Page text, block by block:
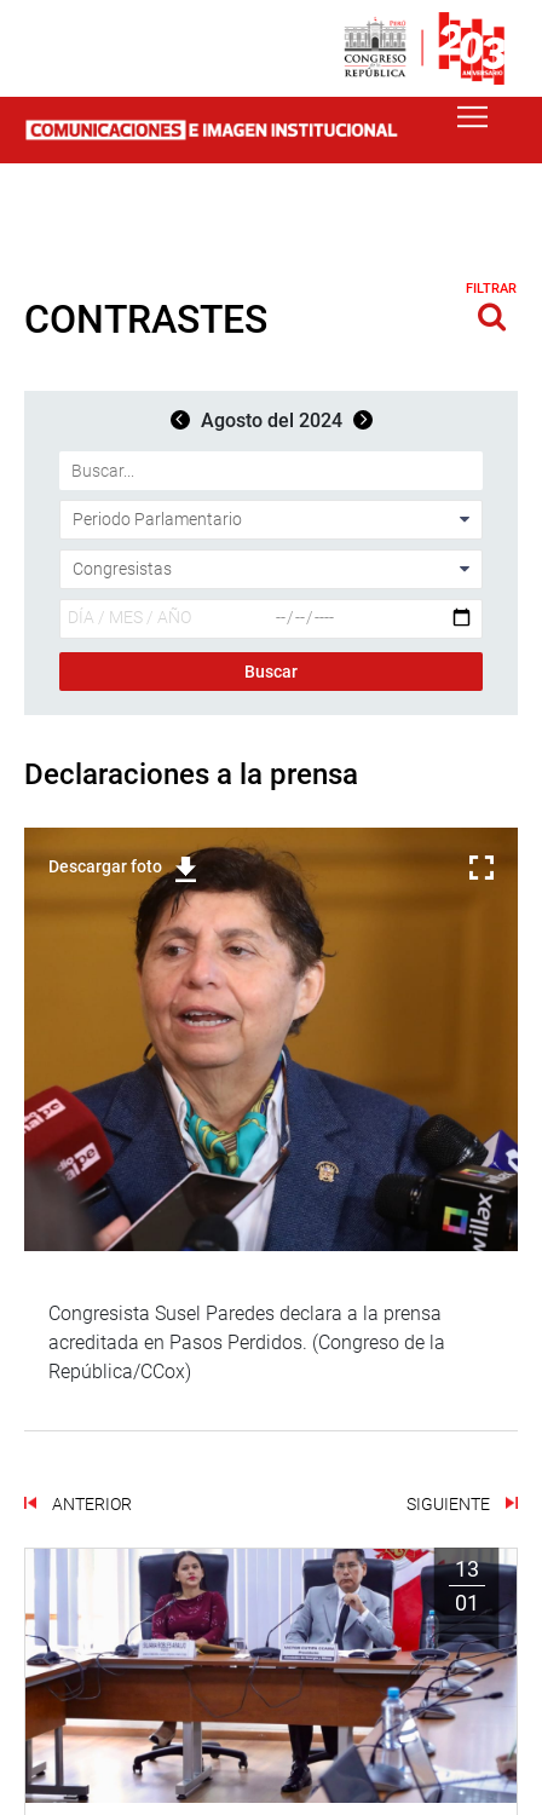
CONTRASTES
FILTRAR
Agosto del 2024
Declaraciones a la prensa
Descargar foto
Congresista Susel Paredes declara a la prensa
acreditada en Pasos Perdidos. (Congreso de la
República/CCox)
ANTERIOR SIGUIENTE
13
01